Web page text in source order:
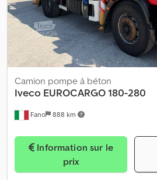
Fano 888 km
Camion pompe à béton
Iveco EUROCARGO 180-280
prix